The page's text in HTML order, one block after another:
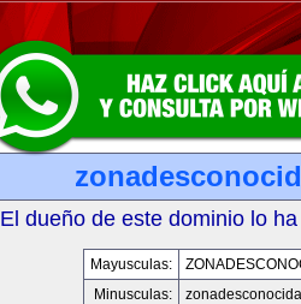
El dueño de este dominio lo
Mayusculas:
Minusculas: